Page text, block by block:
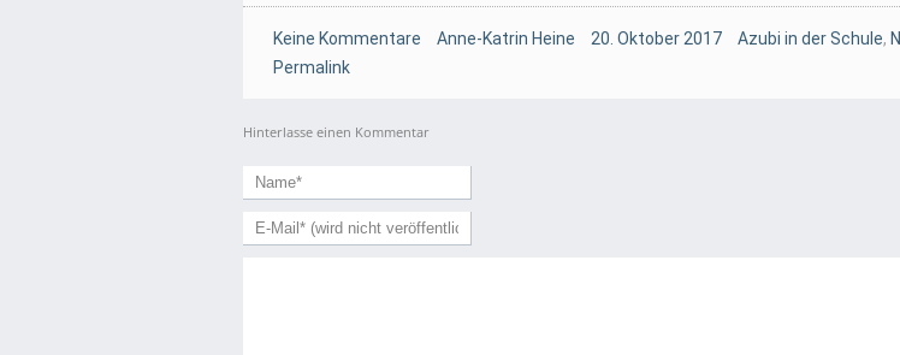
Keine Kommentare Anne-Katrin Heine 20. Oktober 2017 Azubi in der Schule,
Permalink
Hinterlasse einen Kommentar